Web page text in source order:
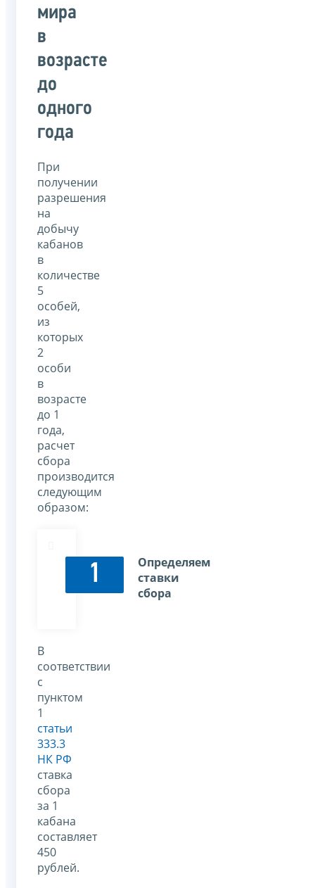
мира
в
возрасте
до
одного
года
При
получении
разрешения
на
добычу
кабанов
в
количестве
5
особей,
из
которых
2
особи
в
возрасте
до 1
года,
расчет
сбора
производится
следующим
образом:
1
Определяем
ставки
сбора
В
соответствии
с
пунктом
1
статьи
333.3
НК РФ
ставка
сбора
за 1
кабана
составляет
450
рублей.